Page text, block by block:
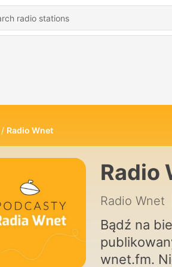
Radio Wnet
Radio
Radio Wnet
Bądź na
wnet.fm.